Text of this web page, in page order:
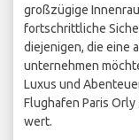
großzügige
fortschrittliche
diejenigen, die eine
unternehmen
Luxus und
Flughafen Paris
wert.